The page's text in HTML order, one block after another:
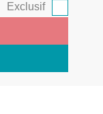
Exclusif